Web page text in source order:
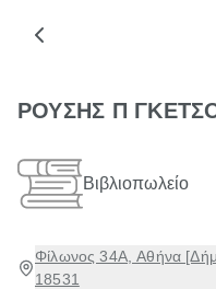
ΡΟΥΣΗΣ Π
Βιβλιοπωλείο
Φίλωνος 34Α, Αθήνα
18531